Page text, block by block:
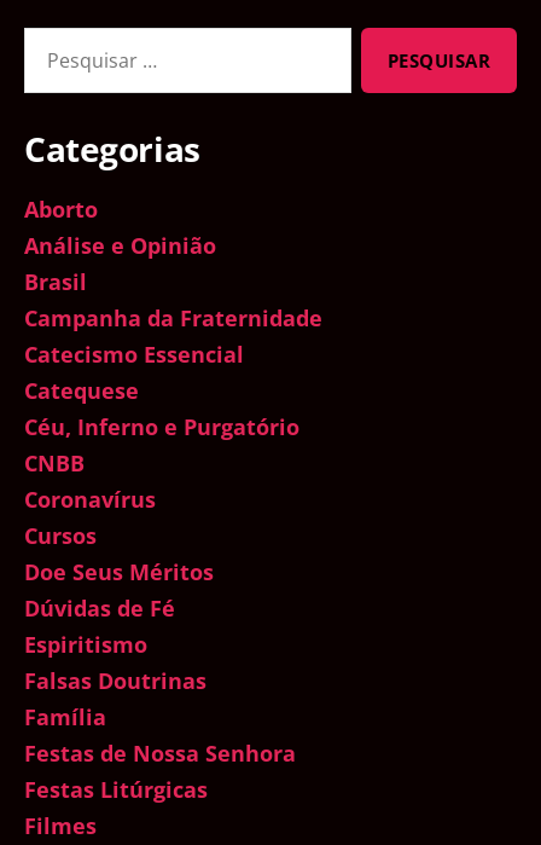
por:
Categorias
Aborto
Análise e Opinião
Brasil
Campanha da Fraternidade
Catecismo Essencial
Catequese
Céu, Inferno e Purgatório
CNBB
Coronavírus
Cursos
Doe Seus Méritos
Dúvidas de Fé
Espiritismo
Falsas Doutrinas
Família
Festas de Nossa Senhora
Festas Litúrgicas
Filmes